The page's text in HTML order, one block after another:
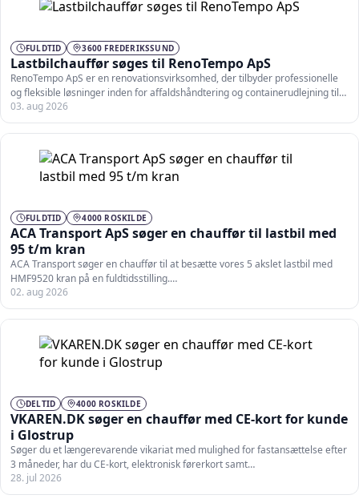
FULDTID 3600 FREDERIKSSUND
Lastbilchauffør søges til RenoTempo ApS
RenoTempo ApS er en renovationsvirksomhed, der tilbyder professionelle
og fleksible løsninger inden for affaldshåndtering og containerudlejning til
private…
03. aug 2026
FULDTID 4000 ROSKILDE
ACA Transport ApS søger en chauffør til lastbil med
95 t/m kran
ACA Transport søger en chauffør til at besætte vores 5 akslet lastbil med
HMF9520 kran på en fuldtidsstilling.…
02. aug 2026
DELTID 4000 ROSKILDE
VKAREN.DK søger en chauffør med CE-kort for kunde
i Glostrup
Søger du et længerevarende vikariat med mulighed for fastansættelse efter
3 måneder, har du CE-kort, elektronisk førerkort samt…
28. jul 2026